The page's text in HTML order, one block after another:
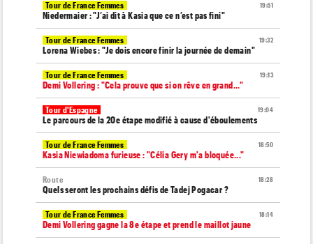
19:51
Tour de France Femmes
Niedermaier : "J’ai dit à Kasia que ce n’est pas fini"
19:32
Tour de France Femmes
Lorena Wiebes : "Je dois encore finir la journée de demain"
19:13
Tour de France Femmes
Demi Vollering : "Cela prouve que si on rêve en grand..."
19:04
Tour d'Espagne
Le parcours de la 20e étape modifié à cause d'éboulements
18:50
Tour de France Femmes
Kasia Niewiadoma furieuse : "Célia Gery m'a bloquée..."
18:28
Route
Quels seront les prochains défis de Tadej Pogacar ?
18:14
Tour de France Femmes
Demi Vollering gagne la 8e étape et prend le maillot jaune